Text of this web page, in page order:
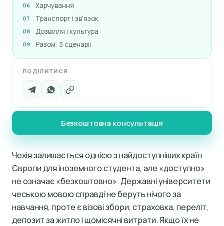
Харчування
Транспорт і зв'язок
Дозвілля і культура
Разом: 3 сценарії
ПОДІЛИТИСЯ
Безкоштовна консультація
Чехія залишається однією з найдоступніших країн
Європи для іноземного студента, але «доступно»
не означає «безкоштовно». Державні університети
чеською мовою справді не беруть нічого за
навчання, проте є візові збори, страховка, переліт,
депозит за житло і щомісячні витрати. Якщо їх не